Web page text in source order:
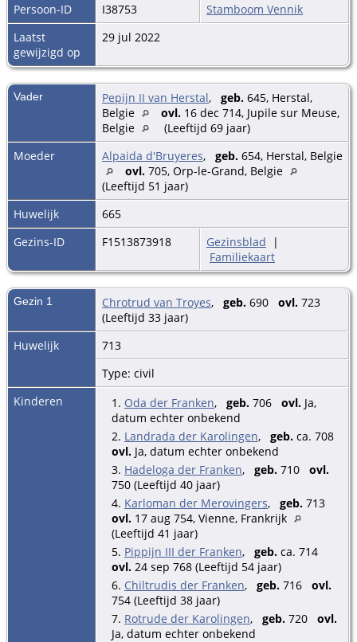
Persoon-ID
I38753
Stamboom Vennik
Laatst
gewijzigd op
29 jul 2022
Vader Pepijn II van Herstal, geb. 645, Herstal,
Belgie
ovl. 16 dec 714, Jupile sur Meuse,
Belgie
(Leeftijd 69 jaar)
Moeder
Alpaida d'Bruyeres, geb. 654, Herstal, Belgie
ovl. 705, Orp-le-Grand, Belgie
(Leeftijd 51 jaar)
Huwelijk
665
Gezins-ID
F1513873918 Gezinsblad |
Familiekaart
Gezin 1 Chrotrud van Troyes, geb. 690 ovl. 723
(Leeftijd 33 jaar)
Huwelijk
713
Type: civil
Kinderen
1. Oda der Franken, geb. 706 ovl. Ja,
datum echter onbekend
2. Landrada der Karolingen, geb. ca. 708
ovl. Ja, datum echter onbekend
3. Hadeloga der Franken, geb. 710 ovl.
750 (Leeftijd 40 jaar)
4. Karloman der Merovingers, geb. 713
ovl. 17 aug 754, Vienne, Frankrijk
(Leeftijd 41 jaar)
5. Pippijn III der Franken, geb. ca. 714
ovl. 24 sep 768 (Leeftijd 54 jaar)
6. Chiltrudis der Franken, geb. 716 ovl.
754 (Leeftijd 38 jaar)
7. Rotrude der Karolingen, geb. 720 ovl.
Ja, datum echter onbekend